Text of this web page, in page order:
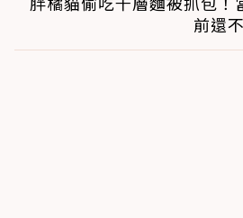
前還